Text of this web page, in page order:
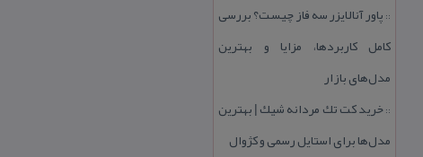
:: پاور آنالایزر سه فاز چیست؟ بررسی
كامل كاربردها، مزایا و بهترین
مدل‌های بازار
::خرید كت تك مردانه شیك | بهترین
مدل‌ها برای استایل رسمی و كژوال